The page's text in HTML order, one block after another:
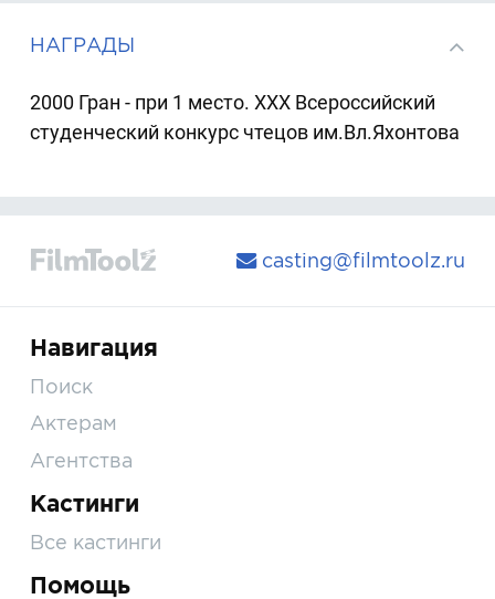
НАГРАДЫ
2000 Гран - при 1 место. XXX Всероссийский
студенческий конкурс чтецов им.Вл.Яхонтова
casting@filmtoolz.ru
Навигация
Поиск
Актерам
Агентства
Кастинги
Все кастинги
Помощь